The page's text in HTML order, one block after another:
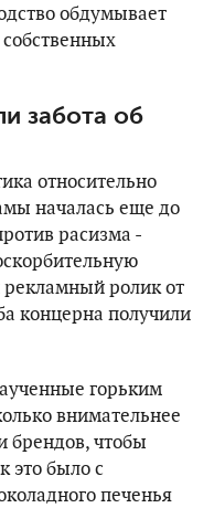
обдумывает
забота об
относительно
началась еще до
расизма -
ролик от
концерна получили
горьким
внимательнее
брендов, чтобы
это было с
печенья